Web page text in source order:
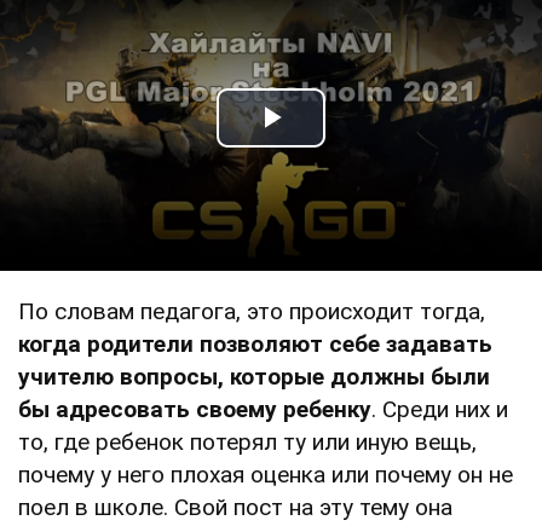
Play Video
По словам педагога, это происходит тогда,
когда родители позволяют себе задавать
учителю вопросы, которые должны были
бы адресовать своему ребенку. Среди них и
то, где ребенок потерял ту или иную вещь,
почему у него плохая оценка или почему он не
поел в школе. Свой пост на эту тему она